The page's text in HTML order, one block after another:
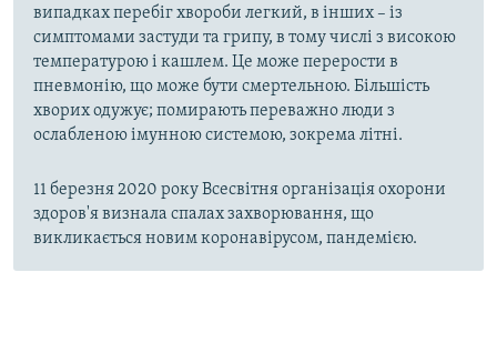
випадках перебіг хвороби легкий, в інших – із
симптомами застуди та грипу, в тому числі з високою
температурою і кашлем. Це може перерости в
пневмонію, що може бути смертельною. Більшість
хворих одужує; помирають переважно люди з
ослабленою імунною системою, зокрема літні.
11 березня 2020 року Всесвітня організація охорони
здоров'я визнала спалах захворювання, що
викликається новим коронавірусом, пандемією.